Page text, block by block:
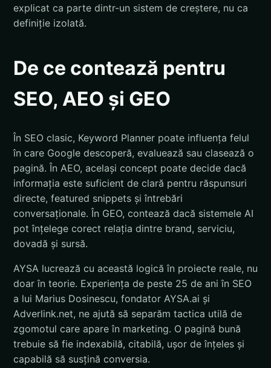
explicat ca parte dintr-un sistem de creștere, nu ca
definiție izolată.
De ce contează pentru
SEO, AEO și GEO
În SEO clasic, Keyword Planner poate influența felul
în care Google descoperă, evaluează sau clasează o
pagină. În AEO, același concept poate decide dacă
informația este suficient de clară pentru răspunsuri
directe, featured snippets și întrebări
conversaționale. În GEO, contează dacă sistemele AI
pot înțelege corect relația dintre brand, serviciu,
dovadă și sursă.
AYSA lucrează cu această logică în proiecte reale, nu
doar în teorie. Experiența de peste 25 de ani în SEO
a lui Marius Dosinescu, fondator AYSA.ai și
Adverlink.net, ne ajută să separăm tactica utilă de
zgomotul care apare în marketing. O pagină bună
trebuie să fie indexabilă, citabilă, ușor de înțeles și
capabilă să susțină conversia.